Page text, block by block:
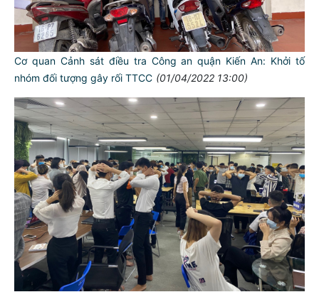
Cơ quan Cảnh sát điều tra Công an quận Kiến An: Khởi tố
nhóm đối tượng gây rối TTCC (01/04/2022 13:00)
TƯ CÁCH
NGƯỜI CÔNG AN CÁCH MỆNH LÀ:
Đối với tự mình, phải
CẦN, KIỆM, LIÊM, CHÍNH